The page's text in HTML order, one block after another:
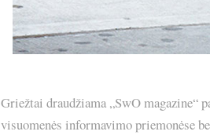
Griežtai draudžiama „SwO magazine“
visuomenės informavimo priemonėse